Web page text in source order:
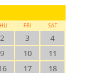
FRI SAT
2 3
4
9 10
11
17
18